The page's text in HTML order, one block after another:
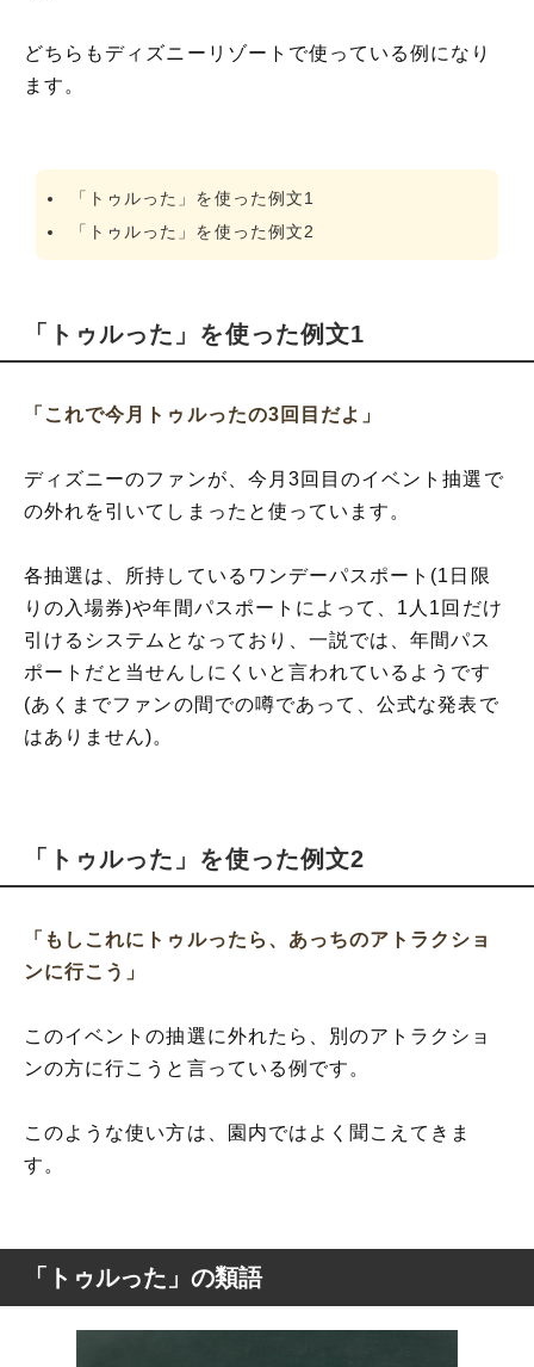
どちらもディズニーリゾートで使っている例になり
ます。
「トゥルった」を使った例文1
「トゥルった」を使った例文2
「トゥルった」を使った例文1
「これで今月トゥルったの3回目だよ」
ディズニーのファンが、今月3回目のイベント抽選で
の外れを引いてしまったと使っています。
各抽選は、所持しているワンデーパスポート(1日限
りの入場券)や年間パスポートによって、1人1回だけ
引けるシステムとなっており、一説では、年間パス
ポートだと当せんしにくいと言われているようです
(あくまでファンの間での噂であって、公式な発表で
はありません)。
「トゥルった」を使った例文2
「もしこれにトゥルったら、あっちのアトラクショ
ンに行こう」
このイベントの抽選に外れたら、別のアトラクショ
ンの方に行こうと言っている例です。
このような使い方は、園内ではよく聞こえてきま
す。
「トゥルった」の類語